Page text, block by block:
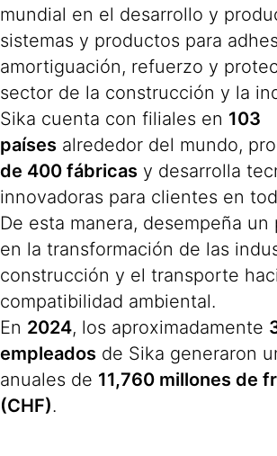
mundial en el desarrollo y
sistemas y productos para
amortiguación, refuerzo y
sector de la construcción y la
Sika cuenta con filiales en 103
países alrededor del mundo,
de 400 fábricas y desarrolla
innovadoras para clientes en
De esta manera, desempeña un
en la transformación de las
construcción y el transporte
compatibilidad ambiental.
En 2024, los aproximadamente
empleados de Sika generaron
anuales de 11,760 millones de
(CHF).